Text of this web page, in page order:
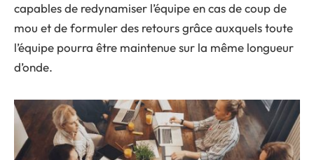
capables de redynamiser l’équipe en cas de coup de
mou et de formuler des retours grâce auxquels toute
l’équipe pourra être maintenue sur la même longueur
d’onde.